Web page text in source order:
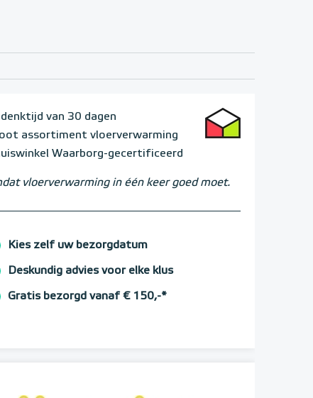
van 30 dagen
assortiment vloerverwarming
Waarborg-gecertificeerd
vloerverwarming in één keer goed moet.
Kies zelf uw bezorgdatum
Deskundig advies voor elke klus
Gratis bezorgd vanaf € 150,-*